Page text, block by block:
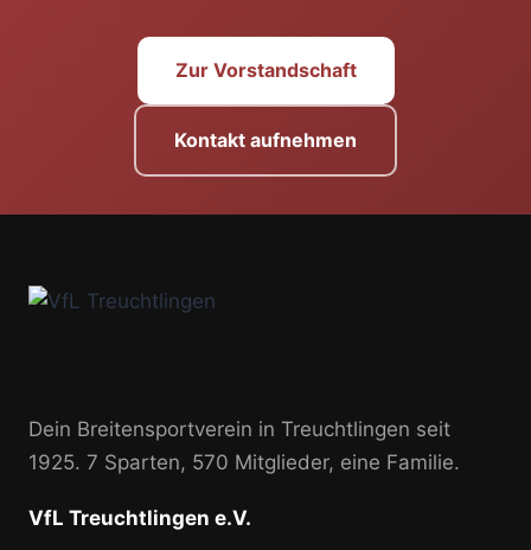
Zur Vorstandschaft
Kontakt aufnehmen
Dein Breitensportverein in Treuchtlingen seit
1925. 7 Sparten, 570 Mitglieder, eine Familie.
VfL Treuchtlingen e.V.